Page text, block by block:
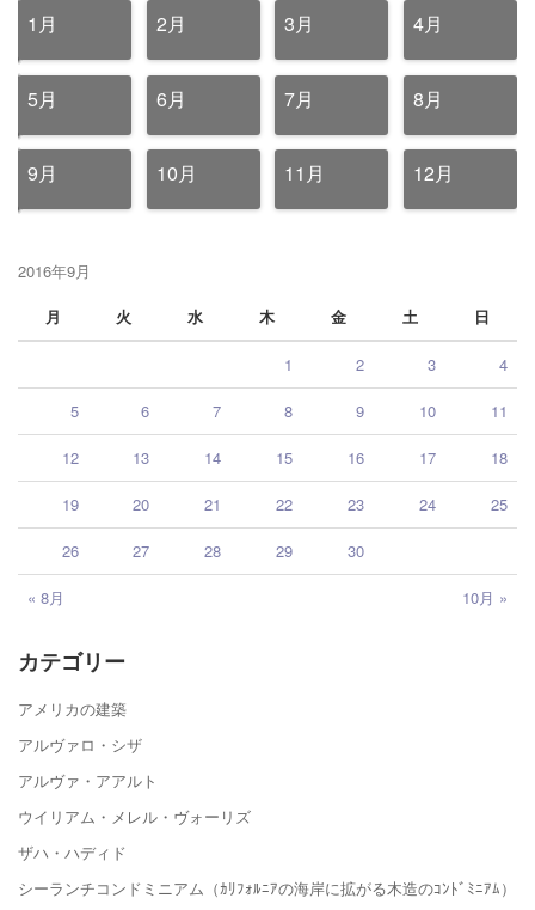
1月 2月 3月 4月
5月 6月 7月 8月
9月 10月 11月 12月
2016年9月
月
火 水 木 金 土 日
« 8月 10月 »
1 2 3 4
5 6 7 8 9 10 11
12 13 14 15 16 17 18
19 20 21 22 23 24 25
26 27 28 29 30
カテゴリー
アメリカの建築
アルヴァロ・シザ
アルヴァ・アアルト
ウイリアム・メレル・ヴォーリズ
ザハ・ハディド
シーランチコンドミニアム（ｶﾘﾌｫﾙﾆｱの海岸に拡がる木造のｺﾝﾄﾞﾐﾆｱﾑ）